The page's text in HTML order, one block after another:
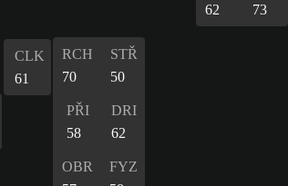
62
73
CLK
61
RCH
70
STŘ
50
PŘI
58
DRI
62
OBR
FYZ